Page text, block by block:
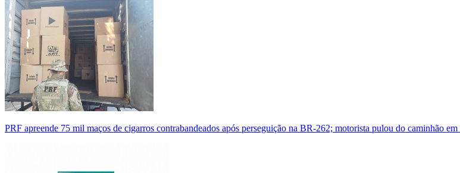
PRF apreende 75 mil maços de cigarros contrabandeados após perseguição na BR-262; motorista pulou do caminhão